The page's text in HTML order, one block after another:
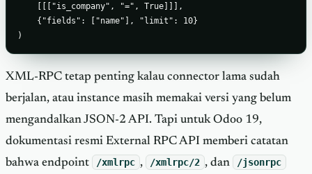
    [[["is_company", "=", True]]],
    {"fields": ["name"], "limit": 10}
)
XML-RPC tetap penting kalau connector lama sudah
berjalan, atau instance masih memakai versi yang belum
mengandalkan JSON-2 API. Tapi untuk Odoo 19,
dokumentasi resmi External RPC API memberi catatan
bahwa endpoint
/xmlrpc , /xmlrpc/2 , dan /jsonrpc